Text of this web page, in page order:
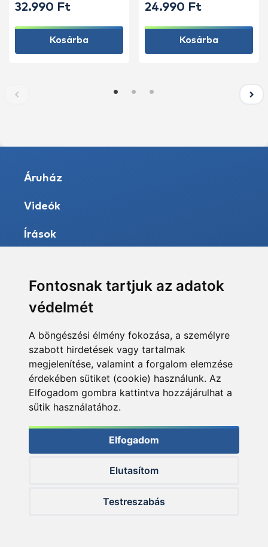
Fontosnak tartjuk az adatok
védelmét
A böngészési élmény fokozása, a személyre
szabott hirdetések vagy tartalmak
megjelenítése, valamint a forgalom elemzése
érdekében sütiket (cookie) használunk. Az
Elfogadom gombra kattintva hozzájárulhat a
sütik használatához.
Elfogadom
Elutasítom
Testreszabás
32.990 Ft
Kosárba
24.990 Ft
Kosárba
Áruház
Videók
Írások
Termékösszehasonlítás
Nyitvatartás:
H-P: 8:00-17:00
Sz: 8:00 - 12:00
Telefon:
6400 Kiskunhalas, Széchenyi út 49.